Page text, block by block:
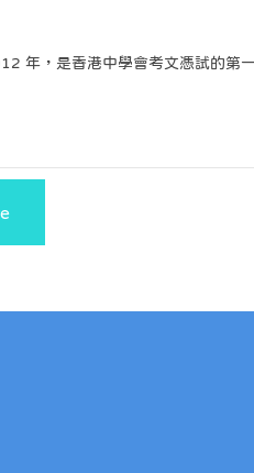
年，是香港中學會考文憑試的第一